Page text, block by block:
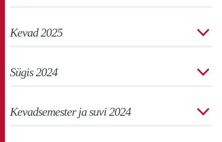
Kevad 2025
Sügis 2024
Kevadsemester ja suvi 2024